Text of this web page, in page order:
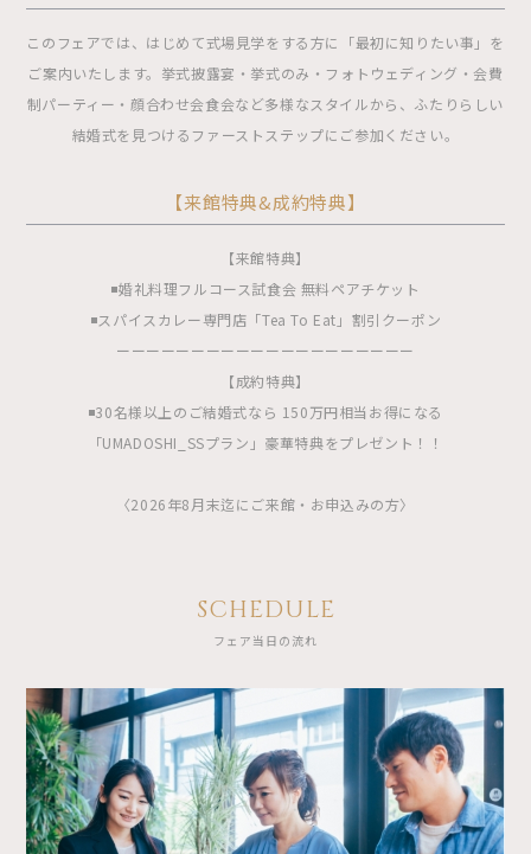
このフェアでは、はじめて式場見学をする方に「最初に知りたい事」を
ご案内いたします。挙式披露宴・挙式のみ・フォトウェディング・会費
制パーティー・顔合わせ会食会など多様なスタイルから、ふたりらしい
結婚式を見つけるファーストステップにご参加ください。
【来館特典&成約特典】
【来館特典】
◾️婚礼料理フルコース試食会 無料ペアチケット
◾️スパイスカレー専門店「Tea To Eat」割引クーポン
ーーーーーーーーーーーーーーーーーーーー
【成約特典】
◾️30名様以上のご結婚式なら 150万円相当お得になる
「UMADOSHI_SSプラン」豪華特典をプレゼント！！
〈2026年8月末迄にご来館・お申込みの方〉
SCHEDULE
フェア当日の流れ